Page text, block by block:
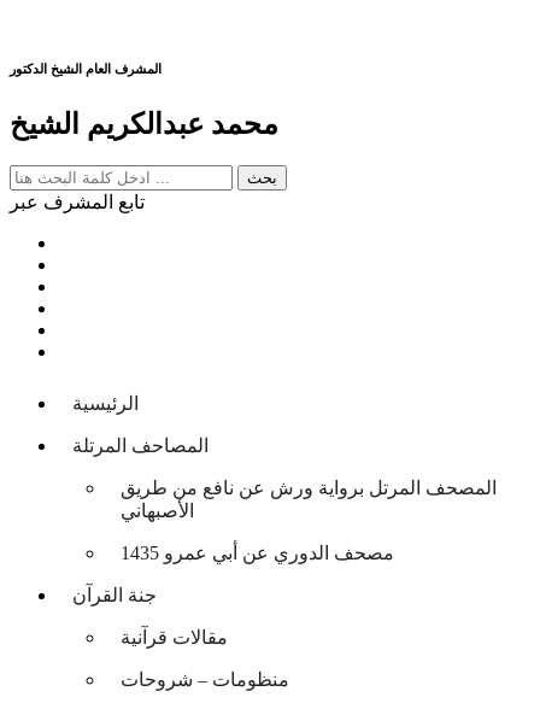
المشرف العام الشيخ الدكتور
محمد عبدالكريم الشيخ
تابع المشرف عبر
الرئيسية
المصاحف المرتلة
المصحف المرتل برواية ورش عن نافع من طريق
الأصبهاني
مصحف الدوري عن أبي عمرو 1435
جنة القرآن
مقالات قرآنية
منظومات – شروحات